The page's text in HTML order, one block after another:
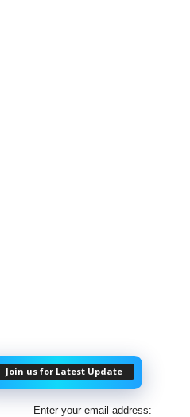
Join us for Latest Update
Enter your email address: